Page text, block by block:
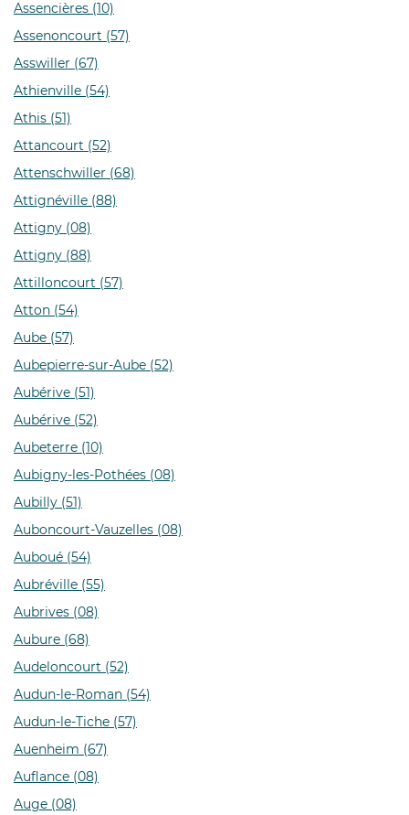
Assencières (10)
Assenoncourt (57)
Asswiller (67)
Athienville (54)
Athis (51)
Attancourt (52)
Attenschwiller (68)
Attignéville (88)
Attigny (08)
Attigny (88)
Attilloncourt (57)
Atton (54)
Aube (57)
Aubepierre-sur-Aube (52)
Aubérive (51)
Aubérive (52)
Aubeterre (10)
Aubigny-les-Pothées (08)
Aubilly (51)
Auboncourt-Vauzelles (08)
Auboué (54)
Aubréville (55)
Aubrives (08)
Aubure (68)
Audeloncourt (52)
Audun-le-Roman (54)
Audun-le-Tiche (57)
Auenheim (67)
Auflance (08)
Auge (08)